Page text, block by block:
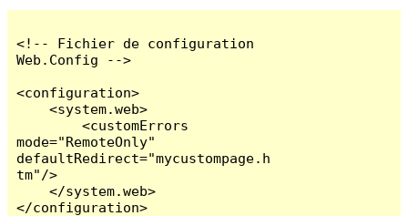
<!-- Fichier de configuration
Web.Config -->
<configuration>
    <system.web>
        <customErrors
mode="RemoteOnly"
defaultRedirect="mycustompage.h
tm"/>
    </system.web>
</configuration>